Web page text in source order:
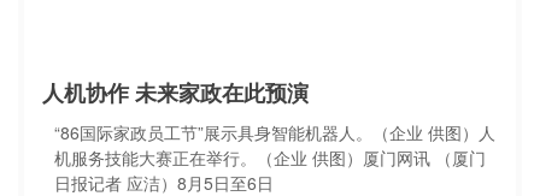
人机协作 未来家政在此预演
“86国际家政员工节”展示具身智能机器人。（企业 供图）人
机服务技能大赛正在举行。（企业 供图）厦门网讯 （厦门
日报记者 应洁）8月5日至6日